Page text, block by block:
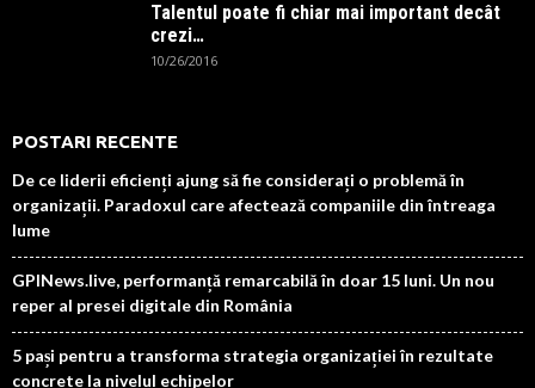
Talentul poate fi chiar mai important decât
crezi…
10/26/2016
POSTARI RECENTE
De ce liderii eficienți ajung să fie considerați o problemă în
organizații. Paradoxul care afectează companiile din întreaga
lume
GPINews.live, performanță remarcabilă în doar 15 luni. Un nou
reper al presei digitale din România
5 pași pentru a transforma strategia organizației în rezultate
concrete la nivelul echipelor